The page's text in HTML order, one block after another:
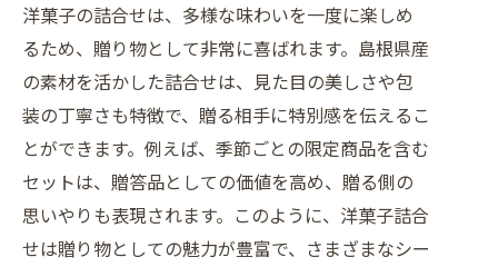
地域限定洋菓子が喜ばれる理由とは
洋菓子詰合せで伝える地元の温かさ
島根限定洋菓子が旅の記念になる理由
洋菓子詰合せで贈る心に残るお土産体
験
洋菓子好き必見の島根県お土産ガイド
洋菓子好きにおすすめしたい島根土産
洋菓子の詰合せは、多様な味わいを一度に楽しめ
るため、贈り物として非常に喜ばれます。島根県産
の素材を活かした詰合せは、見た目の美しさや包
装の丁寧さも特徴で、贈る相手に特別感を伝えるこ
とができます。例えば、季節ごとの限定商品を含む
セットは、贈答品としての価値を高め、贈る側の
思いやりも表現されます。このように、洋菓子詰合
せは贈り物としての魅力が豊富で、さまざまなシー